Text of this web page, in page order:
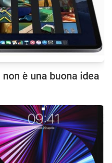
è una buona idea